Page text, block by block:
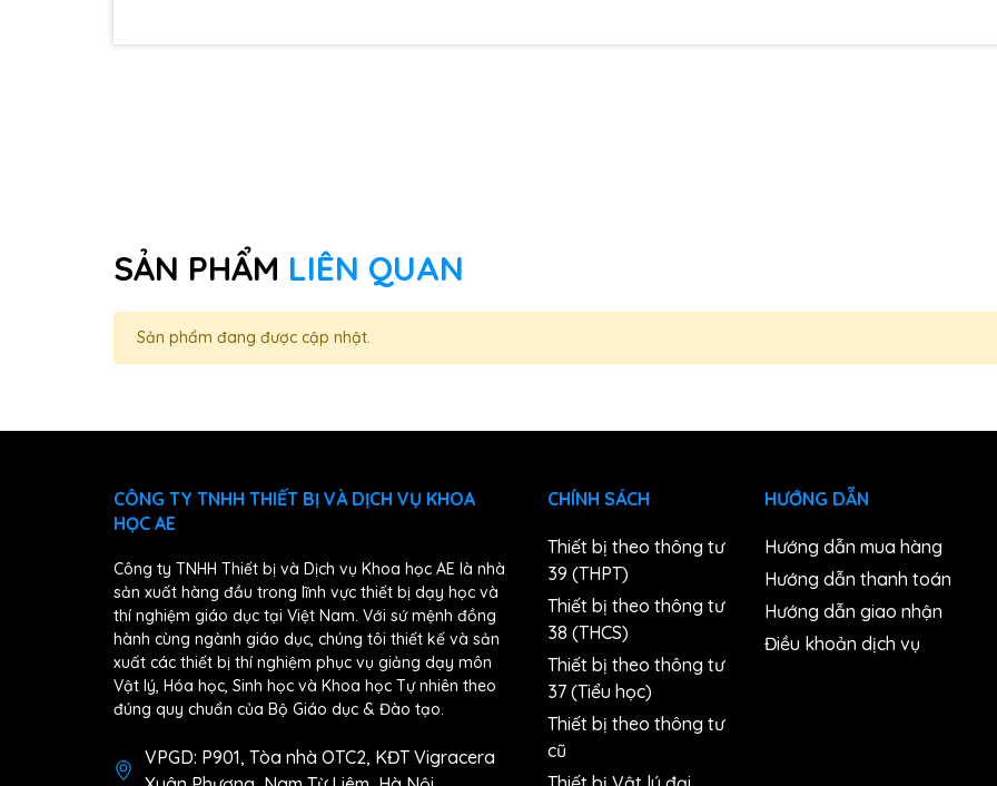
SẢN PHẨM LIÊN QUAN
Sản phẩm đang được cập nhật.
CÔNG TY TNHH THIẾT BỊ VÀ DỊCH VỤ KHOA
HỌC AE
Công ty TNHH Thiết bị và Dịch vụ Khoa học AE là nhà
sản xuất hàng đầu trong lĩnh vực thiết bị dạy học và
thí nghiệm giáo dục tại Việt Nam. Với sứ mệnh đồng
hành cùng ngành giáo dục, chúng tôi thiết kế và sản
xuất các thiết bị thí nghiệm phục vụ giảng dạy môn
Vật lý, Hóa học, Sinh học và Khoa học Tự nhiên theo
đúng quy chuẩn của Bộ Giáo dục & Đào tạo.
VPGD: P901, Tòa nhà OTC2, KĐT Vigracera
CHÍNH SÁCH
Thiết bị theo thông tư
39 (THPT)
Thiết bị theo thông tư
38 (THCS)
Thiết bị theo thông tư
37 (Tiểu học)
Thiết bị theo thông tư
cũ
HƯỚNG DẪN
Hướng dẫn mua hàng
Hướng dẫn thanh toán
Hướng dẫn giao nhận
Điều khoản dịch vụ